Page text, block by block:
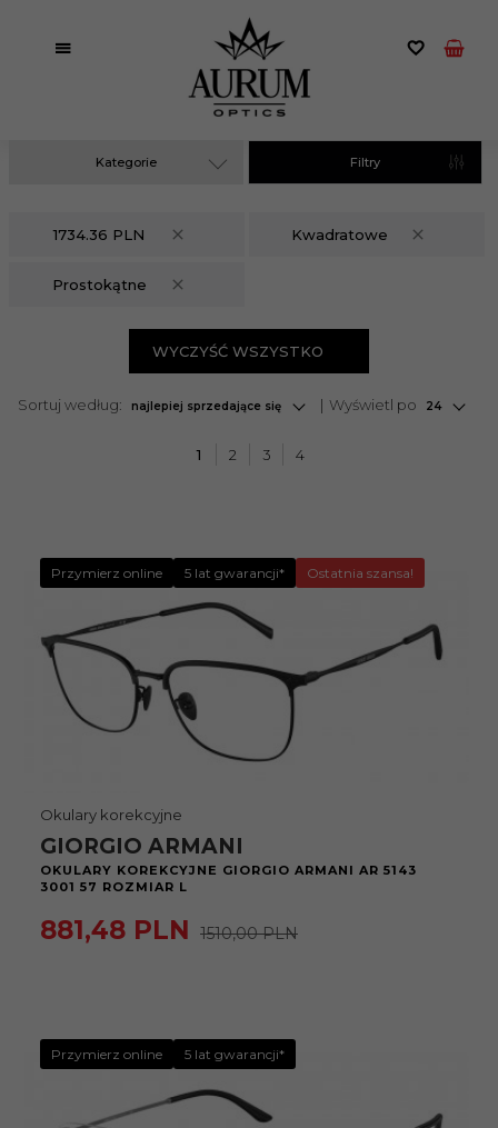
Kategorie Filtry
1734.36 PLN Kwadratowe
Prostokątne
WYCZYŚĆ WSZYSTKO
Sortuj według:
sort najlepiej sprzedające się Wyświetl po
pop 24
1 2 3 4
Przymierz online 5 lat gwarancji* Ostatnia szansa!
Okulary korekcyjne
GIORGIO ARMANI
OKULARY KOREKCYJNE GIORGIO ARMANI AR 5143
3001 57 ROZMIAR L
881,48 PLN 1510,00 PLN
Przymierz online 5 lat gwarancji*